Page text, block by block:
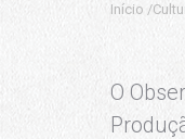
Início /
O